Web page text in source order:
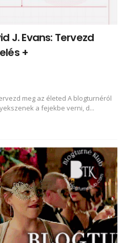
J. Evans: Tervezd
+
​meg az életed A blogturnéról
a fejekbe verni, d...